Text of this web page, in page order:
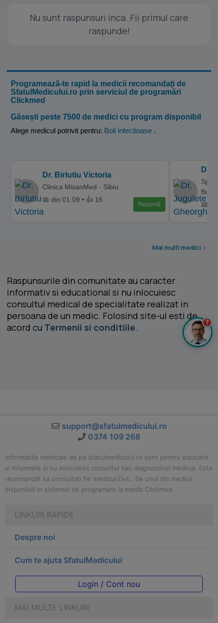
Nu sunt raspunsuri inca. Fii primul care
raspunde!
Programează-te rapid la medicii recomandați de
SfatulMedicului.ro prin serviciul de programări
Clickmed
Găsești peste 7500 de medici cu program disponibil
Alege medicul potrivit pentru: Boli infectioase .
Dr. Birlutiu Victoria
Clinica MisanMed - Sibiu
📅 din 01.09 • 👍 16
Rezervă
Dr.
📅
Mai multi medici >
Raspunsurile din comunitate au caracter
informativ si educational si nu inlocuiesc
consultul medical de specialitate realizat in
persoana de un medic. Folosind site-ul esti de
acord cu Termenii si conditiile.
support@sfatulmedicului.ro
0374 109 268
Informatiile medicale de pe sfatulmedicului.ro sunt pentru educatie
si informare si nu inlocuiesc consultul sau diagnosticul medical. Este
recomandat sa consultati fie medicul Dvs., fie unul din medicii
disponibili in sistemul de programare la medic Clickmed.
LINKURI RAPIDE
Despre noi
Cum te ajuta SfatulMedicului
Login / Cont nou
MAI MULTE LINKURI
?